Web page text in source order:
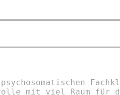
mit viel Raum für